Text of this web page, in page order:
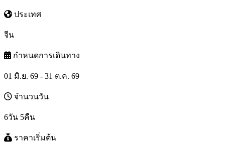
ประเทศ
จีน
กำหนดการเดินทาง
01 มิ.ย. 69 - 31 ต.ค. 69
จำนวนวัน
6วัน 5คืน
ราคาเริ่มต้น